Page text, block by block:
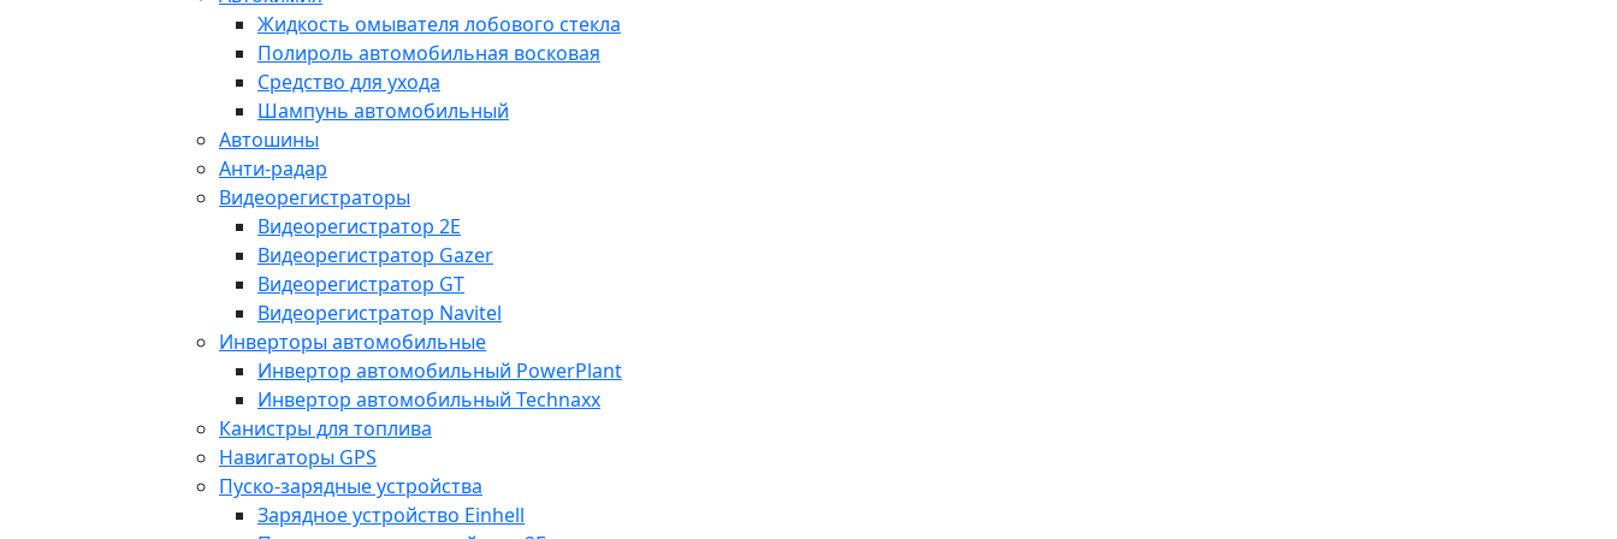
Жидкость омывателя лобового стекла
Полироль автомобильная восковая
Средство для ухода
Шампунь автомобильный
Автошины
Анти-радар
Видеорегистраторы
Видеорегистратор 2E
Видеорегистратор Gazer
Видеорегистратор GT
Видеорегистратор Navitel
Инверторы автомобильные
Инвертор автомобильный PowerPlant
Инвертор автомобильный Technaxx
Канистры для топлива
Навигаторы GPS
Пуско-зарядные устройства
Зарядное устройство Einhell